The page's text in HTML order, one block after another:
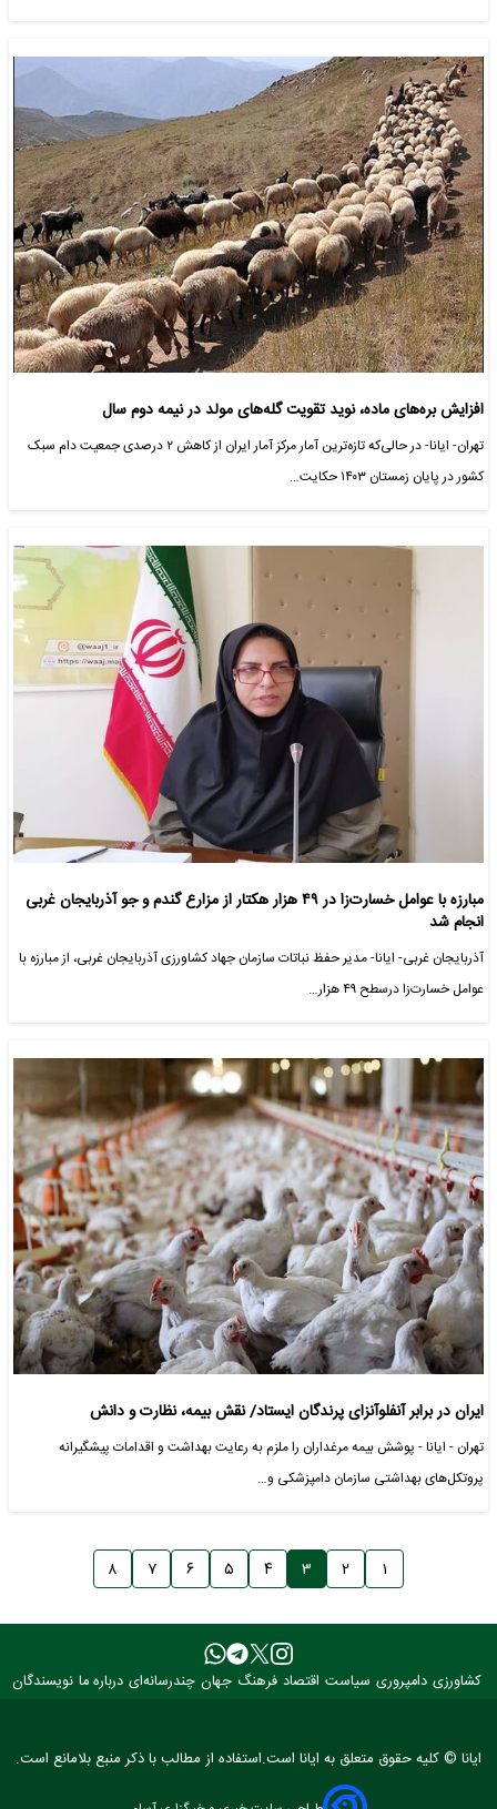
افزایش بره‌های ماده، نوید تقویت گله‌های مولد در نیمه دوم سال
تهران- ایانا- در حالی‌که تازه‌ترین آمار مرکز آمار ایران از کاهش ۲ درصدی جمعیت دام سبک
کشور در پایان زمستان ۱۴۰۳ حکایت…
مبارزه با عوامل خسارت‌زا در ۴۹ هزار هکتار از مزارع گندم و جو آذربایجان غربی
انجام شد
آذربایجان غربی- ایانا- مدیر حفظ نباتات سازمان جهاد کشاورزی آذربایجان غربی، از مبارزه با
عوامل خسارت‌زا درسطح ۴۹ هزار…
ایران در برابر آنفلوآنزای پرندگان ایستاد/ نقش بیمه، نظارت و دانش
تهران - ایانا - پوشش بیمه مرغداران را ملزم به رعایت بهداشت و اقدامات پیشگیرانه
پروتکل‌های بهداشتی سازمان دامپزشکی و…
۱ ۲ ۳ ۴ ۵ ۶ ۷ ۸
کشاورزی دامپروری سیاست اقتصاد فرهنگ جهان چندرسانه‌ای درباره ما نویسندگان
ایانا © کلیه حقوق متعلق به ایانا است.استفاده از مطالب با ذکر منبع بلامانع است.